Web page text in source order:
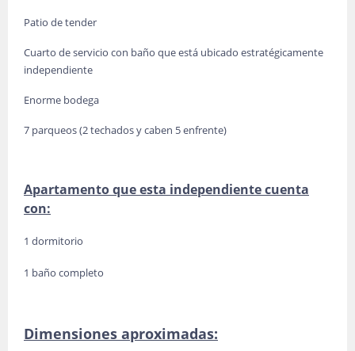
Patio de tender
Cuarto de servicio con baño que está ubicado estratégicamente
independiente
Enorme bodega
7 parqueos (2 techados y caben 5 enfrente)
Apartamento que esta independiente cuenta
con:
1 dormitorio
1 baño completo
Dimensiones aproximadas: